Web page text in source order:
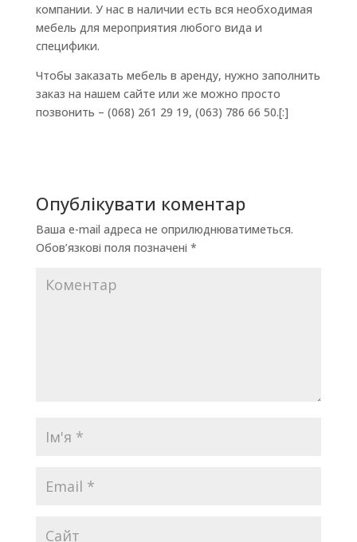
компании. У нас в наличии есть вся необходимая
мебель для мероприятия любого вида и
специфики.
Чтобы заказать мебель в аренду, нужно заполнить
заказ на нашем сайте или же можно просто
позвонить – (068) 261 29 19, (063) 786 66 50.[:]
Опублікувати коментар
Ваша e-mail адреса не оприлюднюватиметься.
Обов’язкові поля позначені *